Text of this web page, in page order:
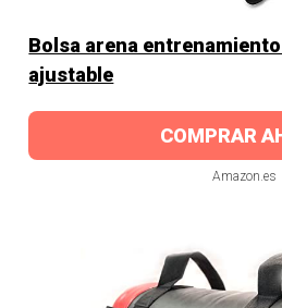
Bolsa arena
ajustable
COMPRAR
Amazon.es